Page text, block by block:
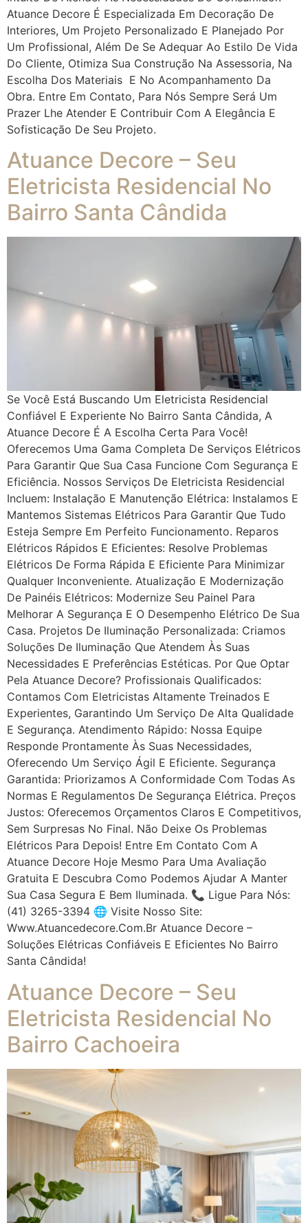
Atuance Decore É Especializada Em Decoração De
Interiores, Um Projeto Personalizado E Planejado Por
Um Profissional, Além De Se Adequar Ao Estilo De Vida
Do Cliente, Otimiza Sua Construção Na Assessoria, Na
Escolha Dos Materiais E No Acompanhamento Da
Obra. Entre Em Contato, Para Nós Sempre Será Um
Prazer Lhe Atender E Contribuir Com A Elegância E
Sofisticação De Seu Projeto.
Atuance Decore – Seu
Eletricista Residencial No
Bairro Santa Cândida
Se Você Está Buscando Um Eletricista Residencial
Confiável E Experiente No Bairro Santa Cândida, A
Atuance Decore É A Escolha Certa Para Você!
Oferecemos Uma Gama Completa De Serviços Elétricos
Para Garantir Que Sua Casa Funcione Com Segurança E
Eficiência. Nossos Serviços De Eletricista Residencial
Incluem: Instalação E Manutenção Elétrica: Instalamos E
Mantemos Sistemas Elétricos Para Garantir Que Tudo
Esteja Sempre Em Perfeito Funcionamento. Reparos
Elétricos Rápidos E Eficientes: Resolve Problemas
Elétricos De Forma Rápida E Eficiente Para Minimizar
Qualquer Inconveniente. Atualização E Modernização
De Painéis Elétricos: Modernize Seu Painel Para
Melhorar A Segurança E O Desempenho Elétrico De Sua
Casa. Projetos De Iluminação Personalizada: Criamos
Soluções De Iluminação Que Atendem Às Suas
Necessidades E Preferências Estéticas. Por Que Optar
Pela Atuance Decore? Profissionais Qualificados:
Contamos Com Eletricistas Altamente Treinados E
Experientes, Garantindo Um Serviço De Alta Qualidade
E Segurança. Atendimento Rápido: Nossa Equipe
Responde Prontamente Às Suas Necessidades,
Oferecendo Um Serviço Ágil E Eficiente. Segurança
Garantida: Priorizamos A Conformidade Com Todas As
Normas E Regulamentos De Segurança Elétrica. Preços
Justos: Oferecemos Orçamentos Claros E Competitivos,
Sem Surpresas No Final. Não Deixe Os Problemas
Elétricos Para Depois! Entre Em Contato Com A
Atuance Decore Hoje Mesmo Para Uma Avaliação
Gratuita E Descubra Como Podemos Ajudar A Manter
Sua Casa Segura E Bem Iluminada. 📞 Ligue Para Nós:
(41) 3265-3394 🌐 Visite Nosso Site:
Www.atuancedecore.com.br Atuance Decore –
Soluções Elétricas Confiáveis E Eficientes No Bairro
Santa Cândida!
Atuance Decore – Seu
Eletricista Residencial No
Bairro Cachoeira